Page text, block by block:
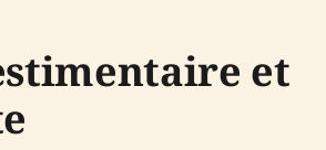
et